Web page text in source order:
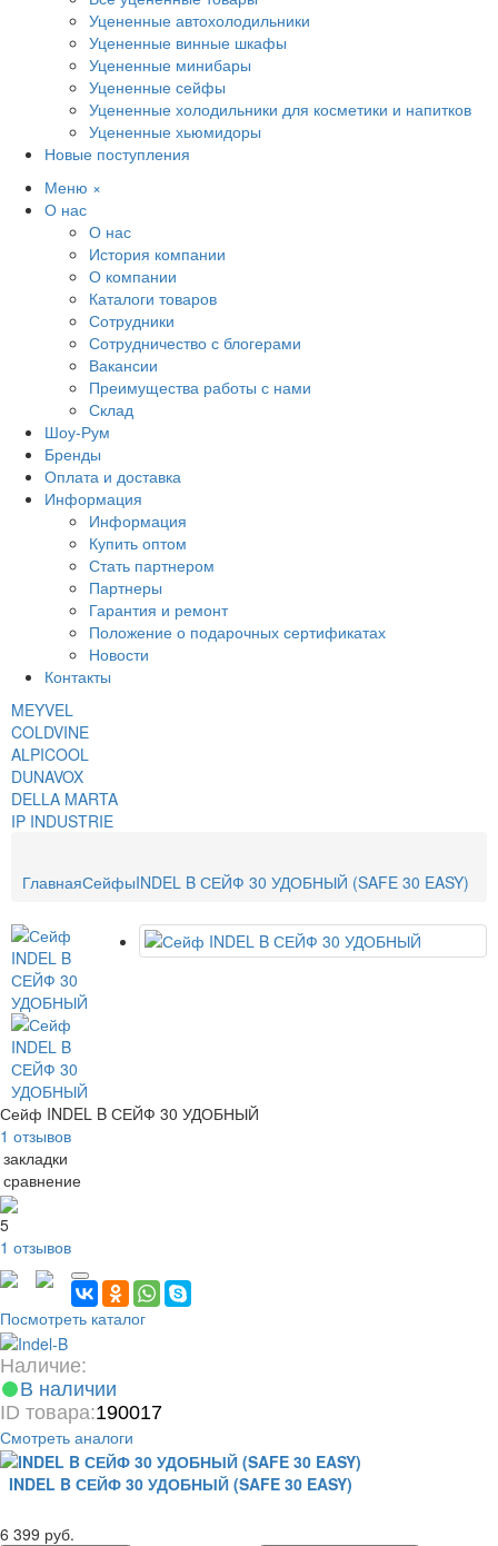
Уцененные автохолодильники
Уцененные винные шкафы
Уцененные минибары
Уцененные сейфы
Уцененные холодильники для косметики и напитков
Уцененные хьюмидоры
Новые поступления
Меню ×
О нас
О нас
История компании
О компании
Каталоги товаров
Сотрудники
Сотрудничество с блогерами
Вакансии
Преимущества работы с нами
Склад
Шоу-Рум
Бренды
Оплата и доставка
Информация
Информация
Купить оптом
Стать партнером
Партнеры
Гарантия и ремонт
Положение о подарочных сертификатах
Новости
Контакты
MEYVEL
COLDVINE
ALPICOOL
DUNAVOX
DELLA MARTA
IP INDUSTRIE
ГлавнаяСейфыINDEL B СЕЙФ 30 УДОБНЫЙ (SAFE 30 EASY)
Сейф INDEL B СЕЙФ 30 УДОБНЫЙ
1 отзывов
5
1 отзывов
Посмотреть каталог
Наличие:
В наличии
ID товара:190017
Смотреть аналоги
INDEL B СЕЙФ 30 УДОБНЫЙ (SAFE 30 EASY)
6 399 руб.